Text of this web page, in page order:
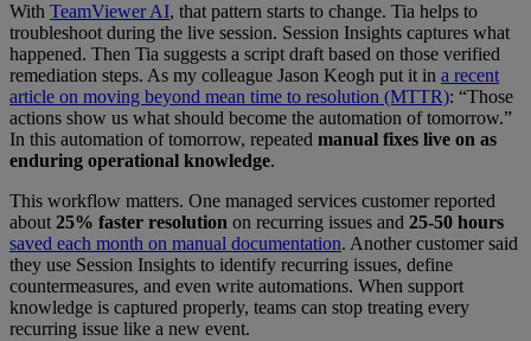
With TeamViewer AI, that pattern starts to change. Tia helps to
troubleshoot during the live session. Session Insights captures what
happened. Then Tia suggests a script draft based on those verified
remediation steps. As my colleague Jason Keogh put it in a recent
article on moving beyond mean time to resolution (MTTR): “Those
actions show us what should become the automation of tomorrow.”
In this automation of tomorrow, repeated manual fixes live on as
enduring operational knowledge.
This workflow matters. One managed services customer reported
about 25% faster resolution on recurring issues and 25-50 hours
saved each month on manual documentation. Another customer said
they use Session Insights to identify recurring issues, define
countermeasures, and even write automations. When support
knowledge is captured properly, teams can stop treating every
recurring issue like a new event.